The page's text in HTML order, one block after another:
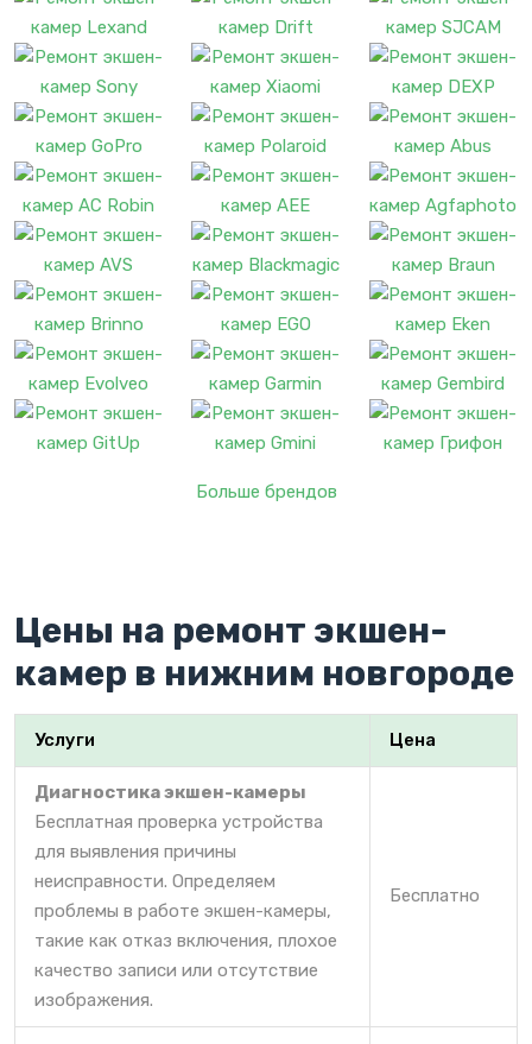
Больше брендов
Цены на ремонт экшен-
камер в нижним новгороде
Услуги Цена
Диагностика экшен-камеры
Бесплатная проверка устройства
для выявления причины
неисправности. Определяем
проблемы в работе экшен-камеры,
такие как отказ включения, плохое
качество записи или отсутствие
изображения.
Бесплатно